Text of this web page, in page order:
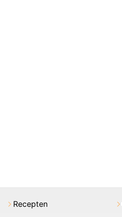
Recepten